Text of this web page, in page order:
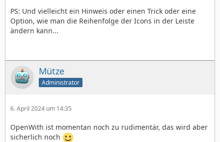
PS: Und vielleicht ein Hinweis oder einen Trick oder eine
Option, wie man die Reihenfolge der Icons in der Leiste
ändern kann...
Mütze
Administrator
6. April 2024 um 14:35
OpenWith ist momentan noch zu rudimentär, das wird aber
sicherlich noch